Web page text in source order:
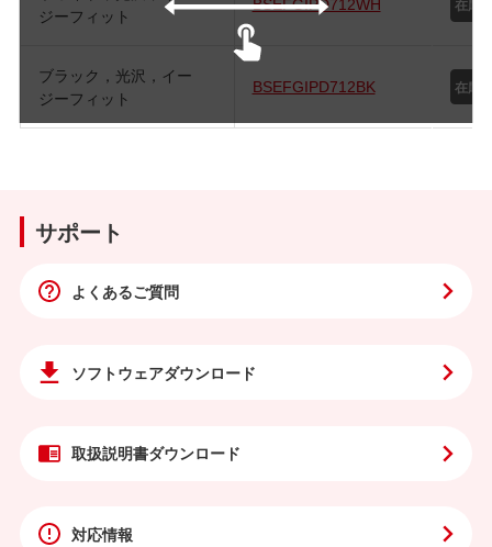
ジーフィット
ブラック，光沢，イー
ジーフィット
BSEFGIPD712BK
サポート
よくあるご質問
ソフトウェアダウンロード
取扱説明書ダウンロード
対応情報